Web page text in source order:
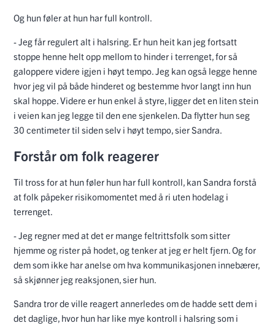
Og hun føler at hun har full kontroll.
- Jeg får regulert alt i halsring. Er hun heit kan jeg fortsatt
stoppe henne helt opp mellom to hinder i terrenget, for så
galoppere videre igjen i høyt tempo. Jeg kan også legge henne
hvor jeg vil på både hinderet og bestemme hvor langt inn hun
skal hoppe. Videre er hun enkel å styre, ligger det en liten stein
i veien kan jeg legge til den ene sjenkelen. Da flytter hun seg
30 centimeter til siden selv i høyt tempo, sier Sandra.
Forstår om folk reagerer
Til tross for at hun føler hun har full kontroll, kan Sandra forstå
at folk påpeker risikomomentet med å ri uten hodelag i
terrenget.
- Jeg regner med at det er mange feltrittsfolk som sitter
hjemme og rister på hodet, og tenker at jeg er helt fjern. Og for
dem som ikke har anelse om hva kommunikasjonen innebærer,
så skjønner jeg reaksjonen, sier hun.
Sandra tror de ville reagert annerledes om de hadde sett dem i
det daglige, hvor hun har like mye kontroll i halsring som i